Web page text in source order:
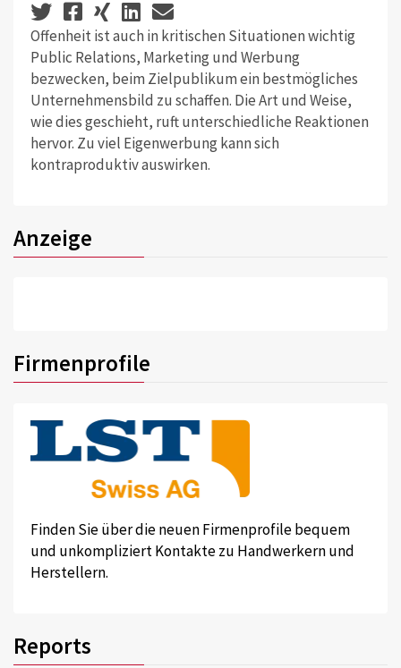
Offenheit ist auch in kritischen Situationen wichtig
Public Relations, Marketing und Werbung
bezwecken, beim Zielpublikum ein bestmögliches
Unternehmensbild zu schaffen. Die Art und Weise,
wie dies geschieht, ruft unterschiedliche Reaktionen
hervor. Zu viel Eigenwerbung kann sich
kontraproduktiv auswirken.
Anzeige
Firmenprofile
Finden Sie über die neuen Firmenprofile bequem
und unkompliziert Kontakte zu Handwerkern und
Herstellern.
Reports